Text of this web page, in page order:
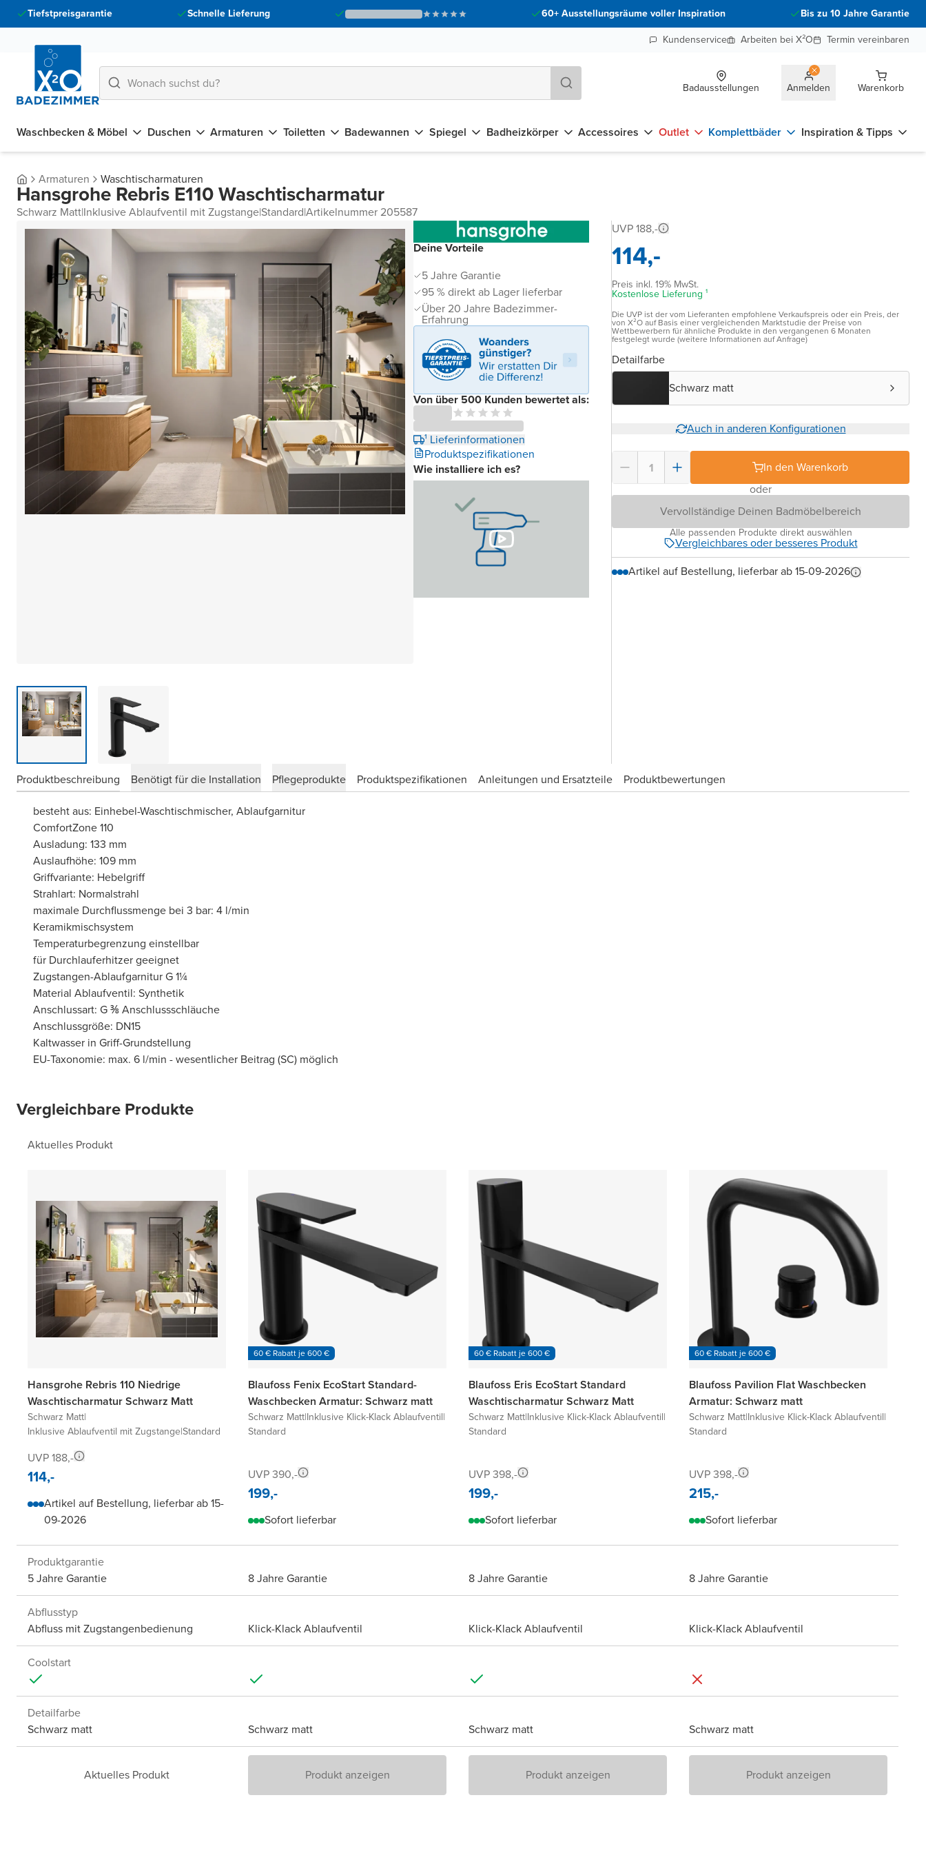
Tiefstpreisgarantie Schnelle Lieferung 60+ Ausstellungsräume voller Inspiration
Bis zu 10 Jahre Garantie
Kundenservice
Arbeiten bei X²O Termin vereinbaren
Badausstellungen Anmelden Warenkorb
Waschbecken & Möbel Duschen Armaturen Toiletten Badewannen Spiegel Badheizkörper Accessoires Outlet Komplettbäder Inspiration & Tipps
Armaturen Waschtischarmaturen
Hansgrohe Rebris E110 Waschtischarmatur
Schwarz Matt|Inklusive Ablaufventil mit Zugstange|Standard|Artikelnummer 205587
Deine Vorteile
5 Jahre Garantie
95 % direkt ab Lager lieferbar
Über 20 Jahre Badezimmer-
Erfahrung
Von über 500 Kunden bewertet als:
¹ Lieferinformationen
Produktspezifikationen
Wie installiere ich es?
UVP 188,-
114,-
Preis inkl. 19% MwSt.
Kostenlose Lieferung ¹
Die UVP ist der vom Lieferanten empfohlene Verkaufspreis oder ein Preis, der
von X²O auf Basis einer vergleichenden Marktstudie der Preise von
Wettbewerbern für ähnliche Produkte in den vergangenen 6 Monaten
festgelegt wurde (weitere Informationen auf Anfrage)
Detailfarbe
Schwarz matt
Auch in anderen Konfigurationen
In den Warenkorb
oder
Vervollständige Deinen Badmöbelbereich
Alle passenden Produkte direkt auswählen
Vergleichbares oder besseres Produkt
Artikel auf Bestellung, lieferbar ab 15-09-2026
Produktbeschreibung Benötigt für die Installation Pflegeprodukte Produktspezifikationen Anleitungen und Ersatzteile
Produktbewertungen
besteht aus: Einhebel-Waschtischmischer, Ablaufgarnitur
ComfortZone 110
Ausladung: 133 mm
Auslaufhöhe: 109 mm
Griffvariante: Hebelgriff
Strahlart: Normalstrahl
maximale Durchflussmenge bei 3 bar: 4 l/min
Keramikmischsystem
Temperaturbegrenzung einstellbar
für Durchlauferhitzer geeignet
Zugstangen-Ablaufgarnitur G 1¼
Material Ablaufventil: Synthetik
Anschlussart: G ⅜ Anschlussschläuche
Anschlussgröße: DN15
Kaltwasser in Griff-Grundstellung
EU-Taxonomie: max. 6 l/min - wesentlicher Beitrag (SC) möglich
Vergleichbare Produkte
Aktuelles Produkt
Hansgrohe Rebris 110 Niedrige
Waschtischarmatur Schwarz Matt
Schwarz Matt|
Inklusive Ablaufventil mit Zugstange|Standard
UVP 188,-
114,-
Artikel auf Bestellung, lieferbar ab 15-
09-2026
60 € Rabatt je 600 €
Blaufoss Fenix EcoStart Standard-
Waschbecken Armatur: Schwarz matt
Schwarz Matt|Inklusive Klick-Klack Ablaufventil|
Standard
UVP 390,-
199,-
Sofort lieferbar
60 € Rabatt je 600 €
Blaufoss Eris EcoStart Standard
Waschtischarmatur Schwarz Matt
Schwarz Matt|Inklusive Klick-Klack Ablaufventil|
Standard
UVP 398,-
199,-
Sofort lieferbar
60 € Rabatt je 600 €
Blaufoss Pavilion Flat Waschbecken
Armatur: Schwarz matt
Schwarz Matt|Inklusive Klick-Klack Ablaufventil|
Standard
UVP 398,-
215,-
Sofort lieferbar
Produktgarantie
5 Jahre Garantie
8 Jahre Garantie 8 Jahre Garantie 8 Jahre Garantie
Abflusstyp
Abfluss mit Zugstangenbedienung
Klick-Klack Ablaufventil Klick-Klack Ablaufventil Klick-Klack Ablaufventil
Coolstart
Detailfarbe
Schwarz matt
Schwarz matt Schwarz matt Schwarz matt
Aktuelles Produkt Produkt anzeigen Produkt anzeigen Produkt anzeigen